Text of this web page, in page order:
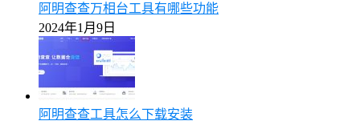
阿明查查万相台工具有哪些功能
2024年1月9日
阿明查查工具怎么下载安装